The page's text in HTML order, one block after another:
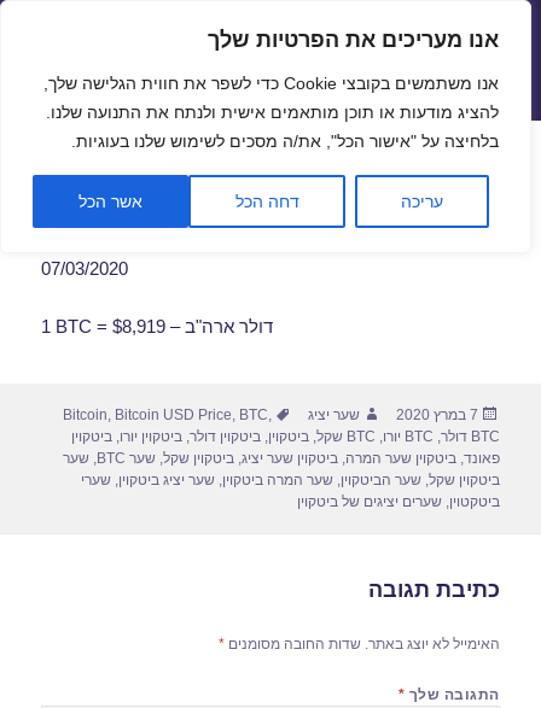
פתח
אנו מעריכים את הפרטיות שלך
אנו משתמשים בקובצי Cookie כדי לשפר את חווית הגלישה שלך,
להציג מודעות או תוכן מותאמים אישית ולנתח את התנועה שלנו.
בלחיצה על "אישור הכל", את/ה מסכים לשימוש שלנו בעוגיות.
עריכה דחה הכל אשר הכל
שערי חליפין יציגים – שער יציג
תפריטים
ווידג'טים
שער ביטקוין לתאריך 07/03/2020
07/03/2020
1 BTC = $8,919 – דולר ארה"ב
פורסם
בתאריך
7 במרץ 2020 מחבר
שער יציג תגיות Bitcoin, Bitcoin USD Price, BTC,
BTC דולר
, BTC יורו , BTC שקל ,ביטקוין,ביטקוין דולר,ביטקוין יורו,ביטקוין
פאונד,ביטקוין שער המרה,ביטקוין שער יציג,ביטקוין שקל,שער BTC ,שער
ביטקוין שקל,שער הביטקוין,שער המרה ביטקוין,שער יציג ביטקוין,שערי
ביטקטוין,שערים יציגים של ביטקוין
כתיבת תגובה
האימייל לא יוצג באתר. שדות החובה מסומנים*
התגובה שלך *